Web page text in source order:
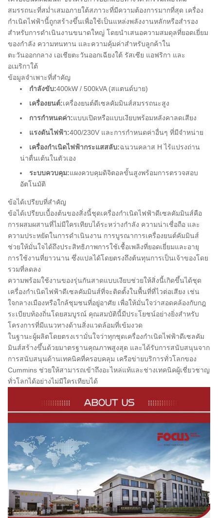
สมรรถนะที่สม่ำเสมอภายใต้สภาวะที่มีความต้องการมากที่สุด เครื่อง
กำเนิดไฟฟ้านี้ถูกสร้างขึ้นเพื่อใช้เป็นแหล่งพลังงานหลักหรือสำรอง
สำหรับการดำเนินงานขนาดใหญ่ โดยนำเสนอความสมดุลที่ยอดเยี่ยม
ของกำลัง ความทนทาน และความคุ้มค่าสำหรับลูกค้าใน
ตะวันออกกลาง เอเชียตะวันออกเฉียงใต้ รัสเซีย แอฟริกา และ
อเมริกาใต้
ข้อมูลจำเพาะที่สำคัญ
กำลังขับ:400kW / 500kVA (สแตนด์บาย)
เครื่องยนต์:เครื่องยนต์ดีเซลคัมมินส์สมรรถนะสูง
การกำหนดค่า:แบบเปิดหรือแบบเงียบพร้อมหลังคาลดเสียง
แรงดันไฟฟ้า:400/230V และการกำหนดค่าอื่นๆ ที่มีจำหน่าย
เครื่องกำเนิดไฟฟ้ากระแสสลับ:ฉนวนคลาส H ไร้แปรงถ่าน
น่าตื่นเต้นในตัวเอง
ระบบควบคุม:แผงควบคุมดิจิตอลขั้นสูงพร้อมการตรวจสอบ
อัตโนมัติ
ข้อได้เปรียบที่สำคัญ
ข้อได้เปรียบเบื้องต้นของสิ่งนี้ชุดเครื่องกำเนิดไฟฟ้าดีเซลคัมมินส์คือ
การผสมผสานที่ไม่มีใครเทียบได้ระหว่างกำลัง ความน่าเชื่อถือ และ
ความประหยัดในการดำเนินงาน การบูรณาการเครื่องยนต์คัมมินส์
ช่วยให้มั่นใจได้ถึงประสิทธิภาพการใช้เชื้อเพลิงที่ยอดเยี่ยมและอายุ
การใช้งานที่ยาวนาน ซึ่งแปลได้โดยตรงถึงต้นทุนการเป็นเจ้าของโดย
รวมที่ลดลง
ความพร้อมใช้งานของรุ่นกันสาดแบบเงียบช่วยให้สิ่งนี้เกิดขึ้นได้ชุด
เครื่องกำเนิดไฟฟ้าดีเซลคัมมินส์ที่จะติดตั้งในพื้นที่ที่ไวต่อเสียง เช่น
ใจกลางเมืองหรือใกล้ชุมชนที่อยู่อาศัย เพื่อให้มั่นใจว่าสอดคล้องกับกฎ
ระเบียบท้องถิ่นโดยสมบูรณ์ คุณสมบัตินี้มีประโยชน์อย่างยิ่งสำหรับ
โครงการที่มีแนวทางด้านสิ่งแวดล้อมที่เข้มงวด
ในฐานะผู้ผลิตโดยตรงเรามั่นใจว่าทุกชุดเครื่องกำเนิดไฟฟ้าดีเซลคัม
มินส์สร้างขึ้นด้วยมาตรฐานคุณภาพสูงสุด และได้รับการสนับสนุนจาก
การสนับสนุนด้านเทคนิคที่ครอบคลุม เครือข่ายบริการทั่วโลกของ
Cummins ช่วยให้สามารถเข้าถึงอะไหล่แท้และช่างเทคนิคผู้เชี่ยวชาญ
ทั่วโลกได้อย่างไม่มีใครเทียบได้